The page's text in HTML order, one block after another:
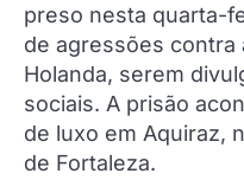
preso nesta quarta-
de agressões contra
Holanda, serem
sociais. A prisão
de luxo em Aquiraz,
de Fortaleza.